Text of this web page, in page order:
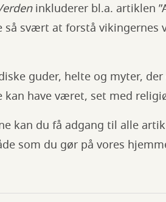
inkluderer bl.a. artiklen
svært at forstå vikingernes
guder, helte og myter,
have været, set med
kan du få adgang til alle
som du gør på vores